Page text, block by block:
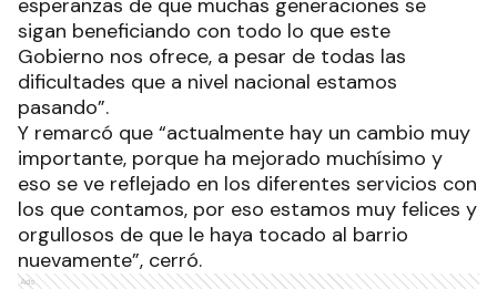
esperanzas de que muchas generaciones se
sigan beneficiando con todo lo que este
Gobierno nos ofrece, a pesar de todas las
dificultades que a nivel nacional estamos
pasando”.
Y remarcó que “actualmente hay un cambio muy
importante, porque ha mejorado muchísimo y
eso se ve reflejado en los diferentes servicios con
los que contamos, por eso estamos muy felices y
orgullosos de que le haya tocado al barrio
nuevamente”, cerró.
Ads